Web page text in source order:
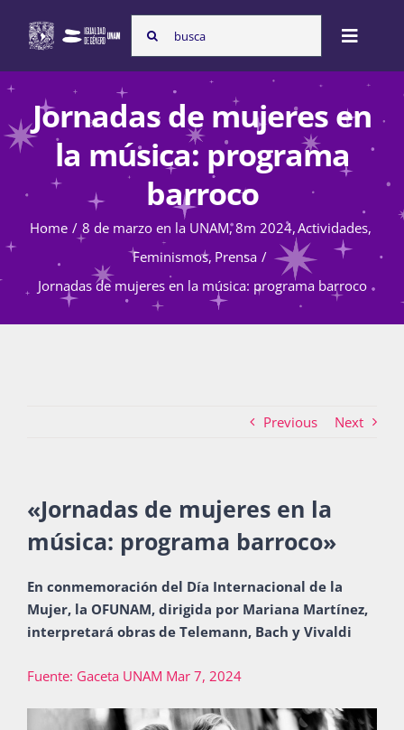
content
Search
for:
Toggle
Inicio
Nosotras
Programas
Atención de la violencia de género
La Boletina
Blog
Recursos
Jornadas de mujeres en
la música: programa
barroco
Home 8 de marzo en la UNAM 8m 2024 Actividades
Feminismos Prensa
Jornadas de mujeres en la música: programa barroco
Previous Next
«Jornadas de mujeres en la
música: programa barroco»
En conmemoración del Día Internacional de la
Mujer, la OFUNAM, dirigida por Mariana Martínez,
interpretará obras de Telemann, Bach y Vivaldi
Fuente: Gaceta UNAM Mar 7, 2024